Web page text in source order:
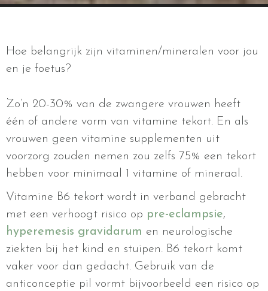
Hoe belangrijk zijn vitaminen/mineralen voor jou
en je foetus?
Zo’n 20-30% van de zwangere vrouwen heeft
één of andere vorm van vitamine tekort. En als
vrouwen geen vitamine supplementen uit
voorzorg zouden nemen zou zelfs 75% een tekort
hebben voor minimaal 1 vitamine of mineraal.
Vitamine B6 tekort wordt in verband gebracht
met een verhoogt risico op pre-eclampsie,
hyperemesis gravidarum en neurologische
ziekten bij het kind en stuipen. B6 tekort komt
vaker voor dan gedacht. Gebruik van de
anticonceptie pil vormt bijvoorbeeld een risico op